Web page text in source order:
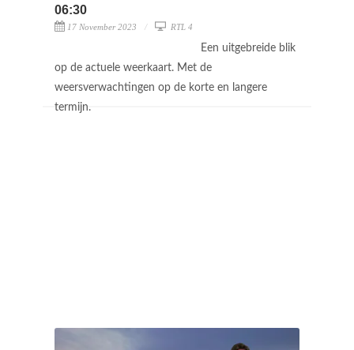
06:30
17 November 2023 RTL 4
Een uitgebreide blik
op de actuele weerkaart. Met de
weersverwachtingen op de korte en langere
termijn.